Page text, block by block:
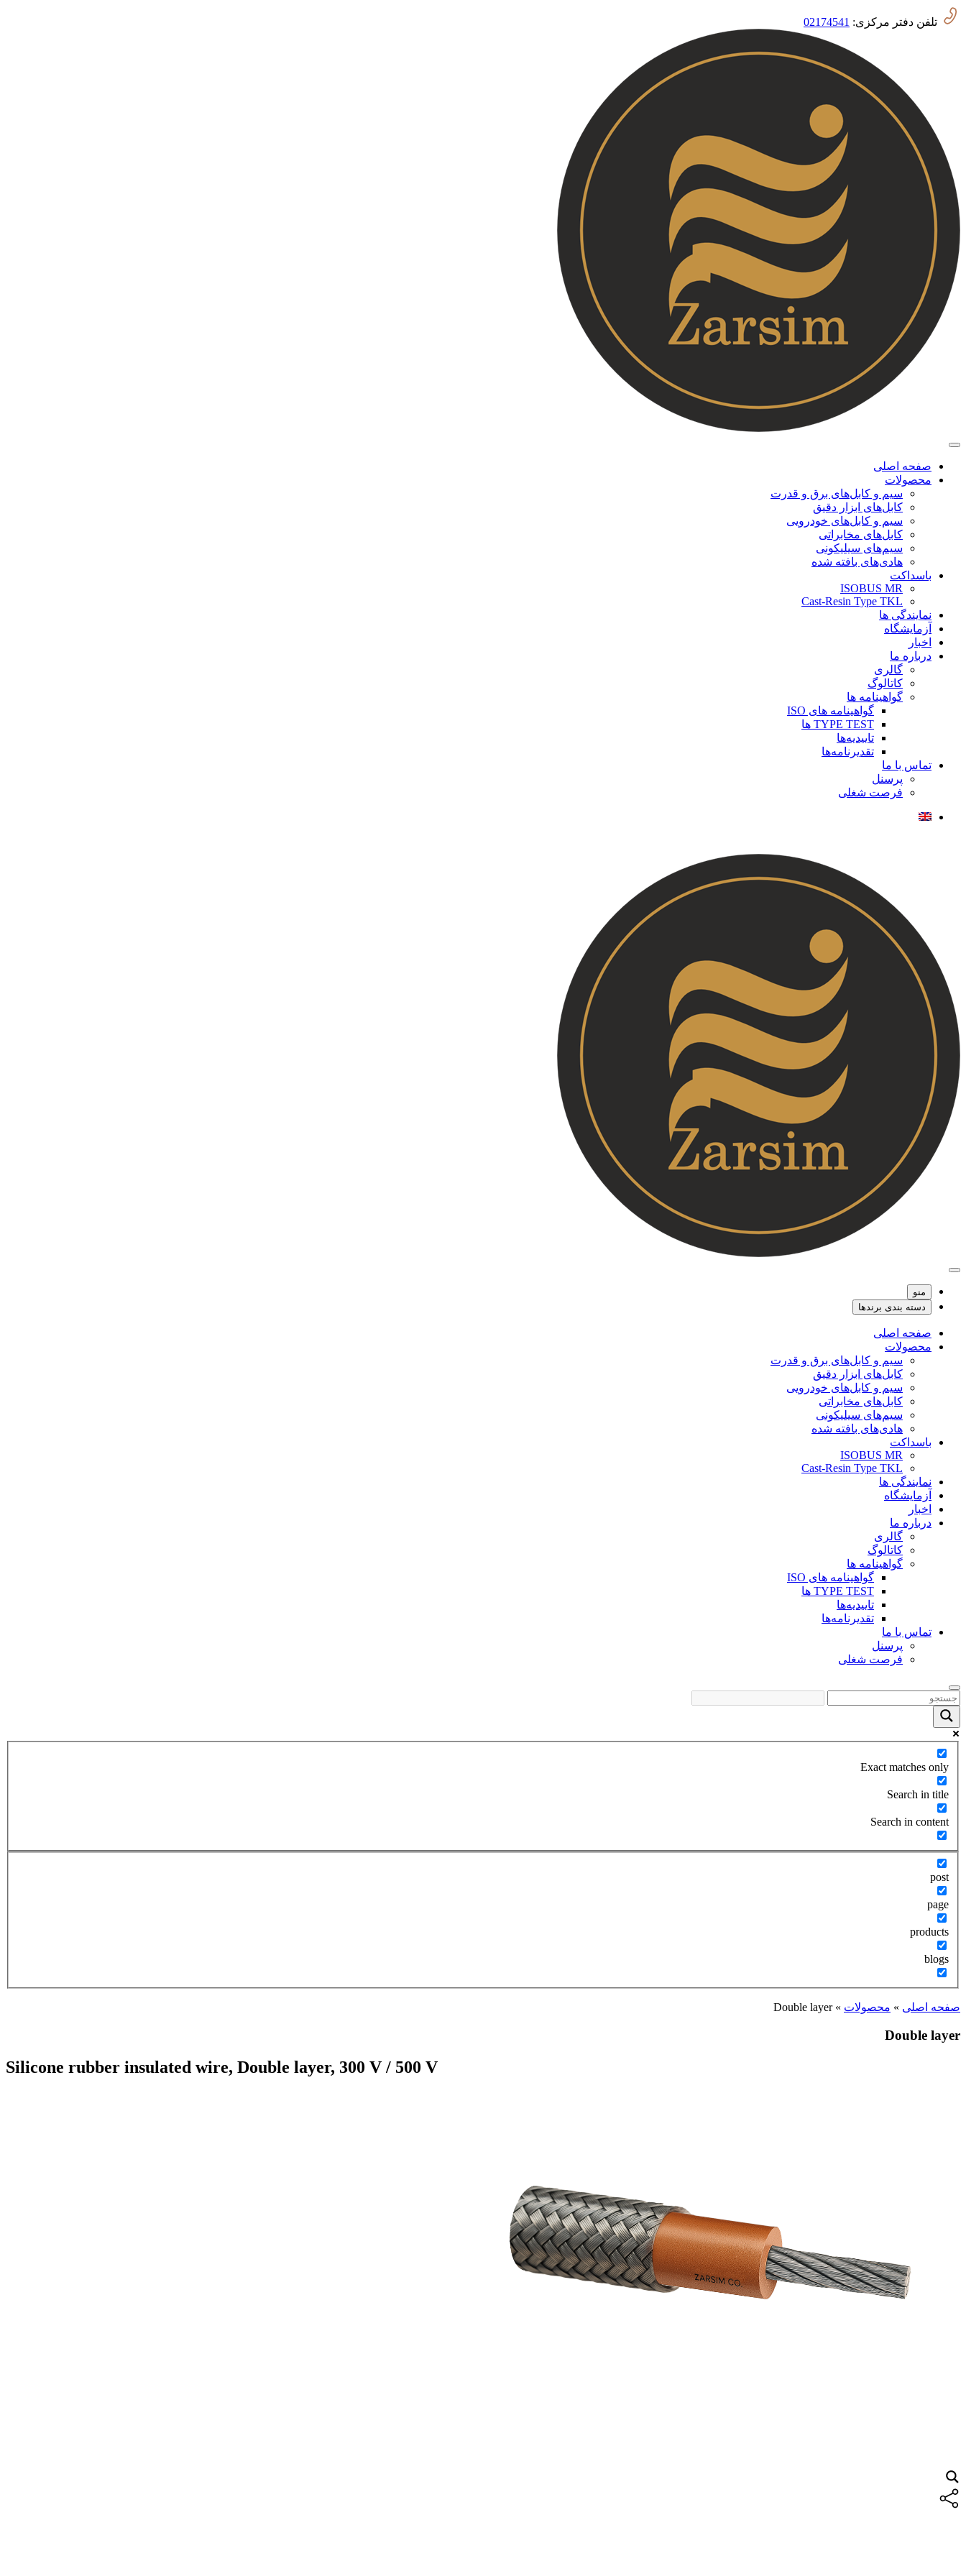
تلفن دفتر مرکزی: 02174541
صفحه اصلی
محصولات
سیم و کابل‌های برق و قدرت
کابل‌های ابزار دقیق
سیم و کابل‌های خودرویی
کابل‌‌های مخابراتی
سیم‌های سیلیکونی
هادی‌های بافته شده
باسداکت
ISOBUS MR
Cast-Resin Type TKL
نمایندگی ها
آزمایشگاه
اخبار
درباره ما
گالری
کاتالوگ
گواهینامه ها
گواهینامه های ISO
TYPE TEST ها
تاییدیه‌ها
تقدیرنامه‌ها
تماس با ما
پرسنل
فرصت شغلی
منو
دسته بندی برندها
صفحه اصلی
محصولات
سیم و کابل‌های برق و قدرت
کابل‌های ابزار دقیق
سیم و کابل‌های خودرویی
کابل‌‌های مخابراتی
سیم‌های سیلیکونی
هادی‌های بافته شده
باسداکت
ISOBUS MR
Cast-Resin Type TKL
نمایندگی ها
آزمایشگاه
اخبار
درباره ما
گالری
کاتالوگ
گواهینامه ها
گواهینامه های ISO
TYPE TEST ها
تاییدیه‌ها
تقدیرنامه‌ها
تماس با ما
پرسنل
فرصت شغلی
Exact matches only
Search in title
Search in content
post
page
products
blogs
صفحه اصلی » محصولات »
Double layer
Double layer
Silicone rubber insulated wire, Double layer, 300 V / 500 V